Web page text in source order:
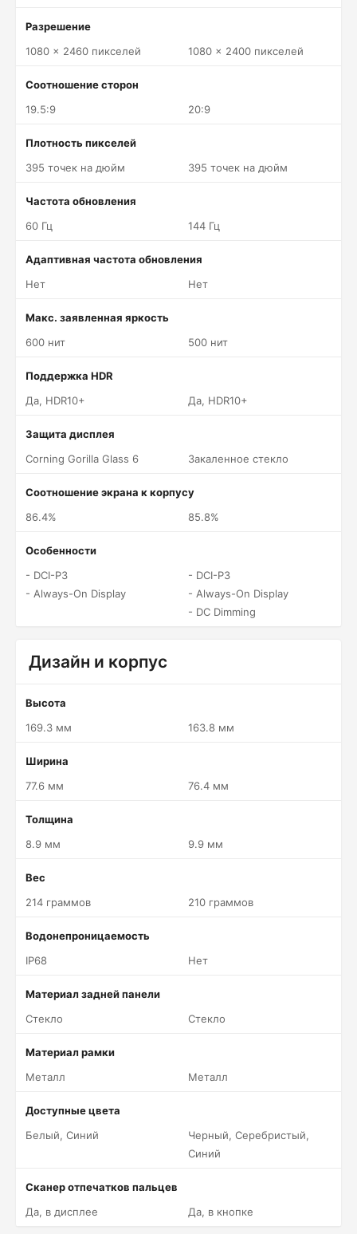
Разрешение
1080 x 2460 пикселей
1080 x 2400 пикселей
Соотношение сторон
19.5:9
20:9
Плотность пикселей
395 точек на дюйм
395 точек на дюйм
Частота обновления
60 Гц
144 Гц
Адаптивная частота обновления
Нет
Нет
Макс. заявленная яркость
600 нит
500 нит
Поддержка HDR
Да, HDR10+
Да, HDR10+
Защита дисплея
Corning Gorilla Glass 6
Закаленное стекло
Соотношение экрана к корпусу
86.4%
85.8%
Особенности
- DCI-P3
- Always-On Display
- DCI-P3
- Always-On Display
- DC Dimming
Дизайн и корпус
Высота
169.3 мм
163.8 мм
Ширина
77.6 мм
76.4 мм
Толщина
8.9 мм
9.9 мм
Вес
214 граммов
210 граммов
Водонепроницаемость
IP68
Нет
Материал задней панели
Стекло
Стекло
Материал рамки
Металл
Металл
Доступные цвета
Белый, Синий
Черный, Серебристый,
Синий
Сканер отпечатков пальцев
Да, в дисплее
Да, в кнопке